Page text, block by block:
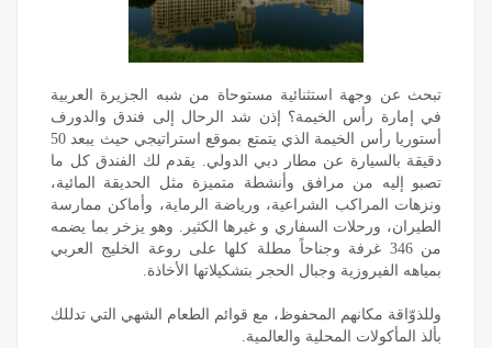
تبحث عن وجهة استثنائية مستوحاة من شبه الجزيرة العربية
في إمارة رأس الخيمة؟ إذن شد الرحال إلى فندق والدورف
أستوريا رأس الخيمة الذي يتمتع بموقع استراتيجي حيث يبعد 50
دقيقة بالسيارة عن مطار دبي الدولي. يقدم لك الفندق كل ما
تصبو إليه من مرافق وأنشطة متميزة مثل الحديقة المائية،
ونزهات المراكب الشراعية، ورياضة الرماية، وأماكن ممارسة
الطيران، ورحلات السفاري و غيرها الكثير. وهو يزخر بما يضمه
من 346 غرفة وجناحاً مطلة كلها على روعة الخليج العربي
بمياهه الفيروزية وجبال الحجر بتشكيلاتها الأخاذة.
وللذوّاقة مكانهم المحفوظ، مع قوائم الطعام الشهي التي تدللك
بألذ المأكولات المحلية والعالمية.